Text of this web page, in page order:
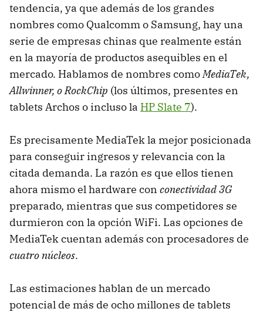
tendencia, ya que además de los grandes
nombres como Qualcomm o Samsung, hay una
serie de empresas chinas que realmente están
en la mayoría de productos asequibles en el
mercado. Hablamos de nombres comoMediaTek,
Allwinner, o RockChip (los últimos, presentes en
tablets Archos o incluso la HP Slate 7).
Es precisamente MediaTek la mejor posicionada
para conseguir ingresos y relevancia con la
citada demanda. La razón es que ellos tienen
ahora mismo el hardware con conectividad 3G
preparado, mientras que sus competidores se
durmieron con la opción WiFi. Las opciones de
MediaTek cuentan además con procesadores de
cuatro núcleos.
Las estimaciones hablan de un mercado
potencial de más de ocho millones de tablets